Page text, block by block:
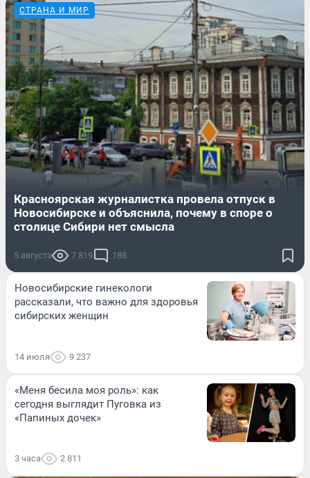
СТРАНА И МИР
Красноярская журналистка провела отпуск в
Новосибирске и объяснила, почему в споре о
столице Сибири нет смысла
5 августа 7 819 188
Новосибирские гинекологи
рассказали, что важно для здоровья
сибирских женщин
14 июля 9 237
«Меня бесила моя роль»: как
сегодня выглядит Пуговка из
«Папиных дочек»
3 часа 2 811